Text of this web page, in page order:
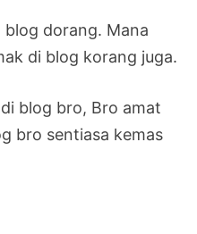
blog dorang. Mana
di blog korang juga.
blog bro, Bro amat
bro sentiasa kemas